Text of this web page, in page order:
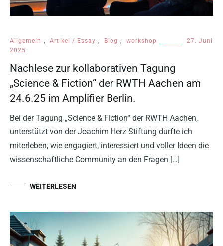
Allgemein Artikel / Essay Blog workshop
27. Juni
2025
Nachlese zur kollaborativen Tagung
„Science & Fiction“ der RWTH Aachen am
24.6.25 im Amplifier Berlin.
Bei der Tagung „Science & Fiction“ der RWTH Aachen,
unterstützt von der Joachim Herz Stiftung durfte ich
miterleben, wie engagiert, interessiert und voller Ideen die
wissenschaftliche Community an den Fragen […]
WEITERLESEN